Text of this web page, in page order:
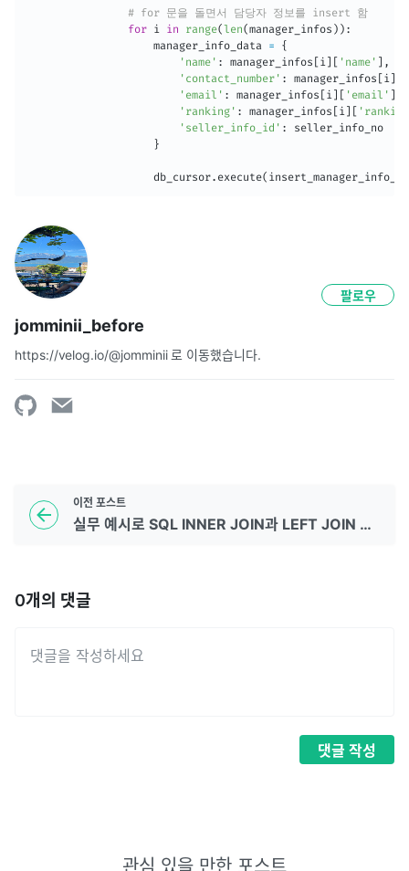
# for 문을 돌면서 담당자 정보를 insert 함
for i in range(len(manager_infos ) ) :
                    manager_info_data
=
{
'name' : manager_infos [i ] [ 'name' ] ,
'contact_number' : manager_infos [i ]
'email' : manager_infos [i ] [ 'email' ]
'ranking' : manager_infos [i ] [
'seller_info_id' :
seller_info_no
}
                    db_cursor
. execute(
jomminii_before
https://velog.io/@jomminii 로 이동했습니다.
팔로우
이전 포스트
실무 예시로 SQL INNER JOIN과 LEFT JOIN 비교해보기
0개의 댓글
댓글 작성
관심 있을 만한 포스트